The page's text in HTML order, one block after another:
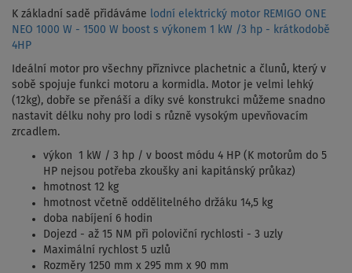
K základní sadě přidáváme lodní elektrický motor REMIGO ONE
NEO 1000 W - 1500 W boost s výkonem 1 kW /3 hp - krátkodobě
4HP
Ideální motor pro všechny příznivce plachetnic a člunů, který v
sobě spojuje funkci motoru a kormidla. Motor je velmi lehký
(12kg), dobře se přenáší a díky své konstrukci můžeme snadno
nastavit délku nohy pro lodi s různě vysokým upevňovacím
zrcadlem.
výkon 1 kW / 3 hp / v boost módu 4 HP (K motorům do 5
HP nejsou potřeba zkoušky ani kapitánský průkaz)
hmotnost 12 kg
hmotnost včetně oddělitelného držáku 14,5 kg
doba nabíjení 6 hodin
Dojezd - až 15 NM při poloviční rychlosti - 3 uzly
Maximální rychlost 5 uzlů
Rozměry 1250 mm x 295 mm x 90 mm